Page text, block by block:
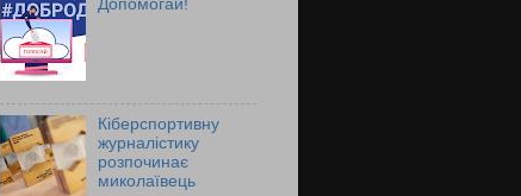
Допомогай!
Кіберспортивну
журналістику
розпочинає
миколаївець